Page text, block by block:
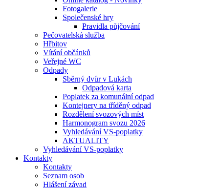
Fotogalerie
Společenské hry
Pravidla půjčování
Pečovatelská služba
Hřbitov
Vítání občánků
Veřejné WC
Odpady
Sběrný dvůr v Lukách
Odpadová karta
Poplatek za komunální odpad
Kontejnery na tříděný odpad
Rozdělení svozových míst
Harmonogram svozu 2026
Vyhledávání VS-poplatky
AKTUALITY
Vyhledávání VS-poplatky
Kontakty
Kontakty
Seznam osob
Hlášení závad